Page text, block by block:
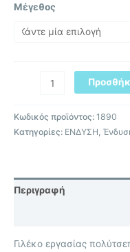
Μέγεθος
Κωδικός προϊόντος: 1890
Κατηγορίες: ΕΝΔΥΣΗ,
Περιγραφή
Γιλέκο εργασίας